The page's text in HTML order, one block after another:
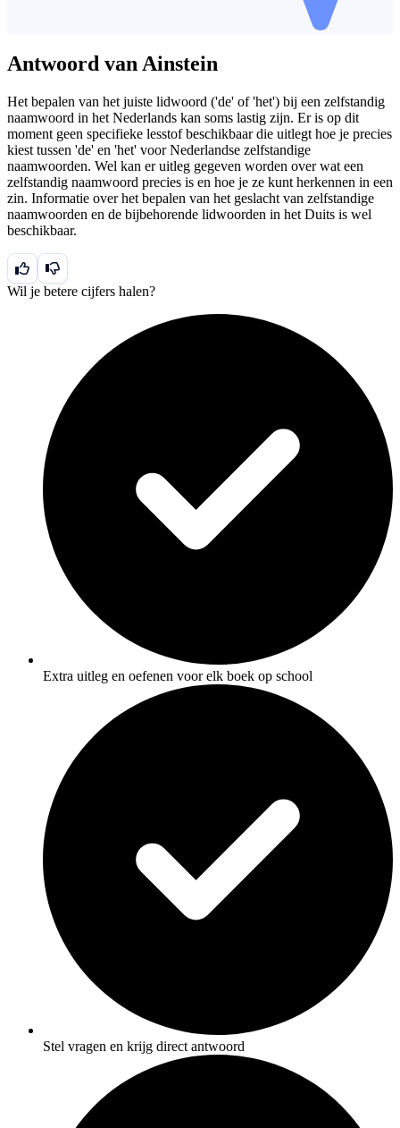
Antwoord van Ainstein
Het bepalen van het juiste lidwoord ('de' of 'het') bij een zelfstandig
naamwoord in het Nederlands kan soms lastig zijn. Er is op dit
moment geen specifieke lesstof beschikbaar die uitlegt hoe je precies
kiest tussen 'de' en 'het' voor Nederlandse zelfstandige
naamwoorden. Wel kan er uitleg gegeven worden over wat een
zelfstandig naamwoord precies is en hoe je ze kunt herkennen in een
zin. Informatie over het bepalen van het geslacht van zelfstandige
naamwoorden en de bijbehorende lidwoorden in het Duits is wel
beschikbaar.
Wil je betere cijfers halen?
Extra uitleg en oefenen voor elk boek op school
Stel vragen en krijg direct antwoord